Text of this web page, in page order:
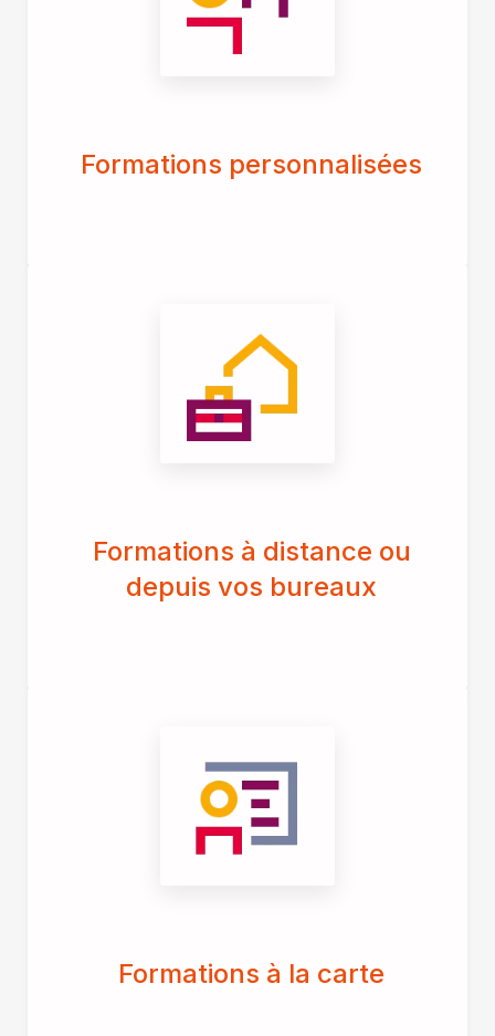
Formations personnalisées
Formations à distance ou
depuis vos bureaux
Formations à la carte